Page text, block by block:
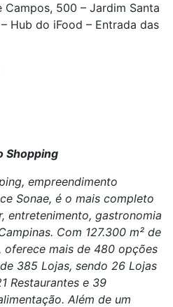
Campos, 500 – Jardim Santa
Hub do iFood – Entrada das
Shopping
empreendimento
Sonae, é o mais completo
entretenimento, gastronomia
Com 127.300 m² de
oferece mais de 480 opções
385 Lojas, sendo 26 Lojas
Restaurantes e 39
Além de um